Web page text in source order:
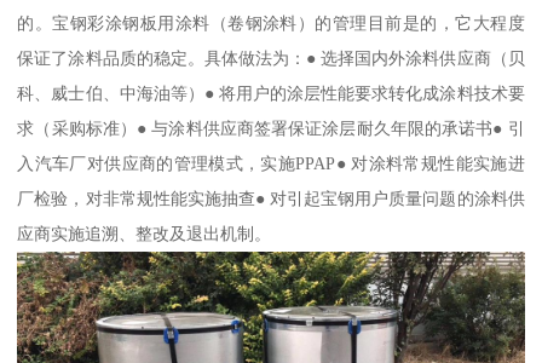
的。宝钢彩涂钢板用涂料（卷钢涂料）的管理目前是的，它大程度
保证了涂料品质的稳定。具体做法为：● 选择国内外涂料供应商（贝
科、威士伯、中海油等）● 将用户的涂层性能要求转化成涂料技术要
求（采购标准）● 与涂料供应商签署保证涂层耐久年限的承诺书● 引
入汽车厂对供应商的管理模式，实施PPAP● 对涂料常规性能实施进
厂检验，对非常规性能实施抽查● 对引起宝钢用户质量问题的涂料供
应商实施追溯、整改及退出机制。